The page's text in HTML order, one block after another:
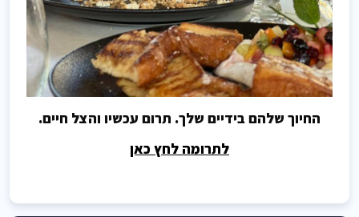
החיוך שלהם בידיים שלך. תרום עכשיו והצל חיים.
לתרומה לחץ כאן